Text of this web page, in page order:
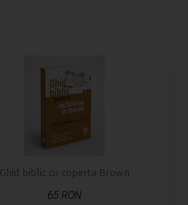
Ghid biblic cu coperta Brown
65 RON